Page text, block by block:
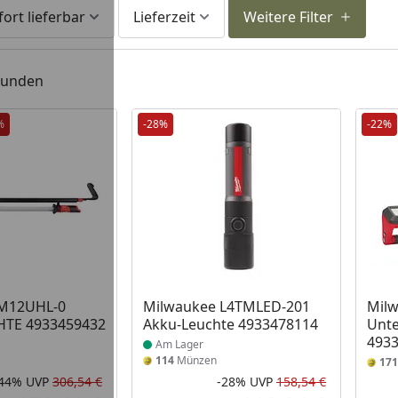
lieferbar Lieferzeit Weitere Filter
0
4933459432
UVP 306,54 €
-28%
Milwaukee L4TMLED-201
Akku-Leuchte 4933478114
Produkt am Lager
Am Lager
114 Münzen
-28% UVP 158,54 €
-22%
171